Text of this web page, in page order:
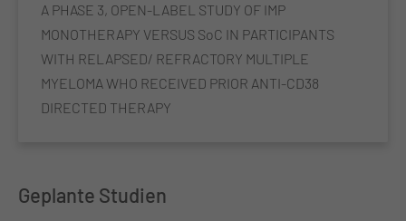
A PHASE 3, OPEN-LABEL STUDY OF IMP
MONOTHERAPY VERSUS SoC IN PARTICIPANTS
WITH RELAPSED/ REFRACTORY MULTIPLE
MYELOMA WHO RECEIVED PRIOR ANTI-CD38
DIRECTED THERAPY
Geplante Studien